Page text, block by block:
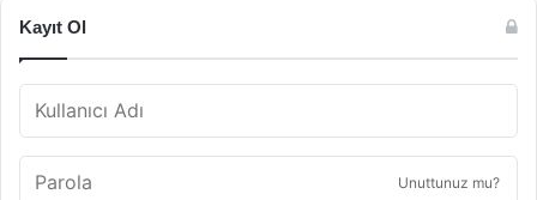
Kayıt Ol
Unuttunuz mu?